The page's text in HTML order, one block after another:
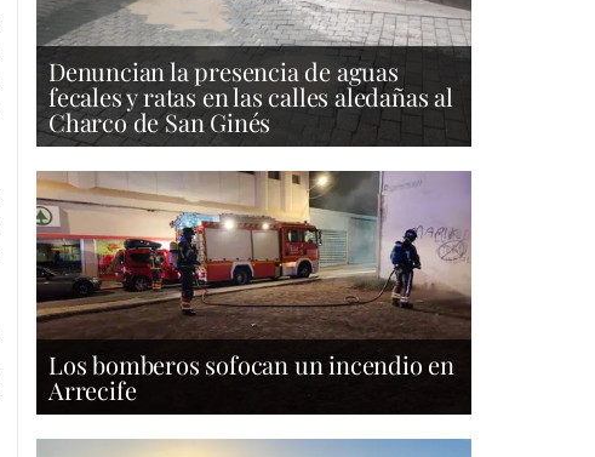
Denuncian la presencia de aguas
fecales y ratas en las calles aledañas al
Charco de San Ginés
Los bomberos sofocan un incendio en
Arrecife